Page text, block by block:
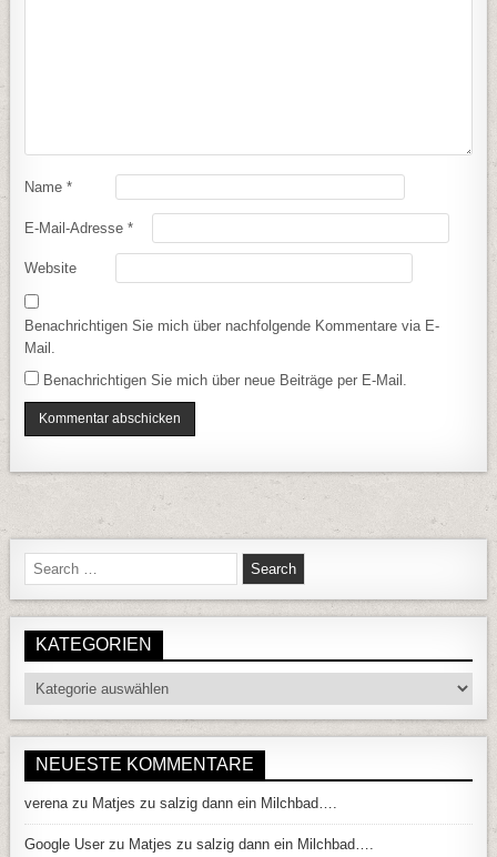
Name*
E-Mail-Adresse*
Website
Benachrichtigen Sie mich über nachfolgende Kommentare via E-
Mail.
Benachrichtigen Sie mich über neue Beiträge per E-Mail.
Search for:
KATEGORIEN
Kategorien
NEUESTE KOMMENTARE
verenazu Matjes zu salzig dann ein Milchbad….
Google User zu Matjes zu salzig dann ein Milchbad….